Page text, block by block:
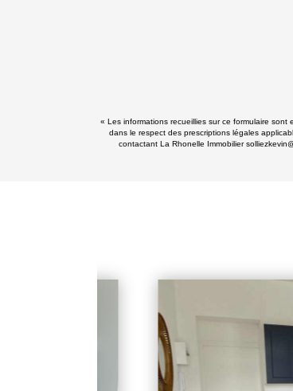
« Les informations recueillies sur ce formulaire
dans le respect des prescriptions légales
contactant La Rhonelle Immobilier